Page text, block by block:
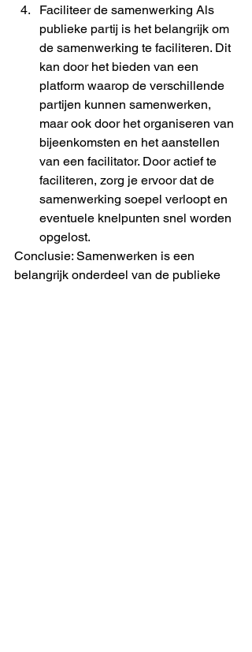
Faciliteer de samenwerking Als
publieke partij is het belangrijk om
de samenwerking te faciliteren. Dit
kan door het bieden van een
platform waarop de verschillende
partijen kunnen samenwerken,
maar ook door het organiseren van
bijeenkomsten en het aanstellen
van een facilitator. Door actief te
faciliteren, zorg je ervoor dat de
samenwerking soepel verloopt en
eventuele knelpunten snel worden
opgelost.
Conclusie: Samenwerken is een
belangrijk onderdeel van de publieke